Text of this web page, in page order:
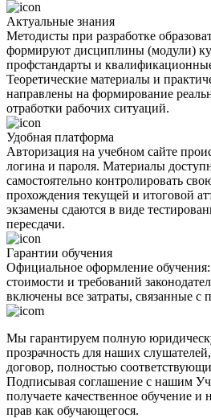
Актуальные знания
Методисты при разработке
формируют дисциплины (модули)
профстандарты и
Теоретические материалы и
направлены на формирование
отработки рабочих ситуаций.
Удобная платформа
Авторизация на учебном сайте
логина и пароля. Материалы
самостоятельно контролировать
прохождения текущей и итоговой
экзамены сдаются в виде
пересдачи.
Гарантии обучения
Официальное оформление
стоимости и требований
включены все затраты, связанные с
Мы гарантируем полную
прозрачность для наших
договор, полностью
Подписывая соглашение с нашим
получаете качественное обучение
прав как обучающегося.